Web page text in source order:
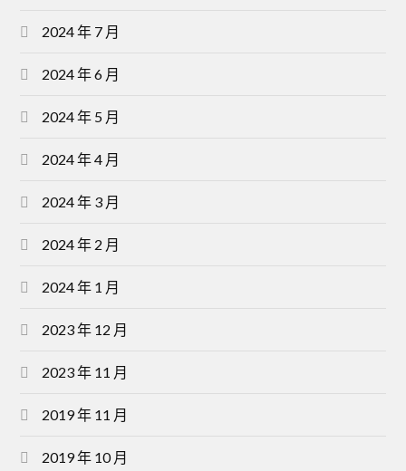
2024 年 7 月
2024 年 6 月
2024 年 5 月
2024 年 4 月
2024 年 3 月
2024 年 2 月
2024 年 1 月
2023 年 12 月
2023 年 11 月
2019 年 11 月
2019 年 10 月